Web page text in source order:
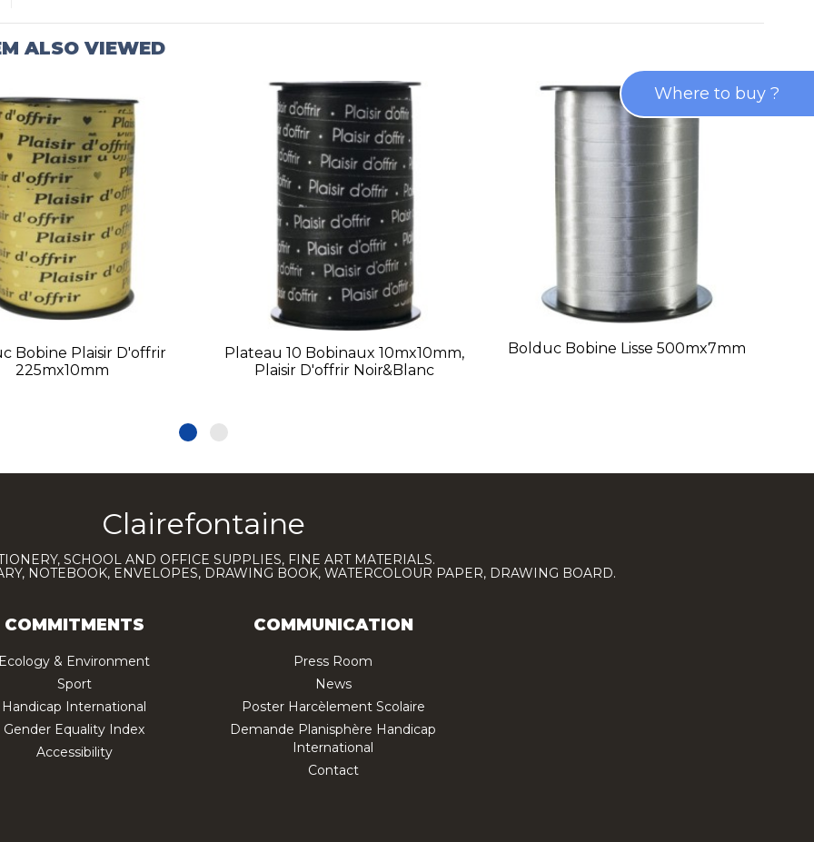
ALSO VIEWED
Bobine Plaisir D'offrir
225mx10mm
Plateau 10 Bobinaux 10mx10mm,
Plaisir D'offrir Noir&Blanc
Bolduc Bobine Lisse 500mx7mm
Clairefontaine
SCHOOL AND OFFICE SUPPLIES, FINE ART MATERIALS.
NOTEBOOK, ENVELOPES, DRAWING BOOK, WATERCOLOUR PAPER, DRAWING BOARD.
COMMITMENTS
& Environment
Sport
Handicap International
Gender Equality Index
Accessibility
COMMUNICATION
Press Room
News
Poster Harcèlement Scolaire
Demande Planisphère Handicap
International
Contact
Where to buy ?